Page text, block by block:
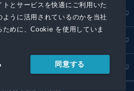
トとサービスを快適にご利用いた
ように活用されているのかを当社
ために、Cookie を使用していま
同意する
プライバシーポリシー